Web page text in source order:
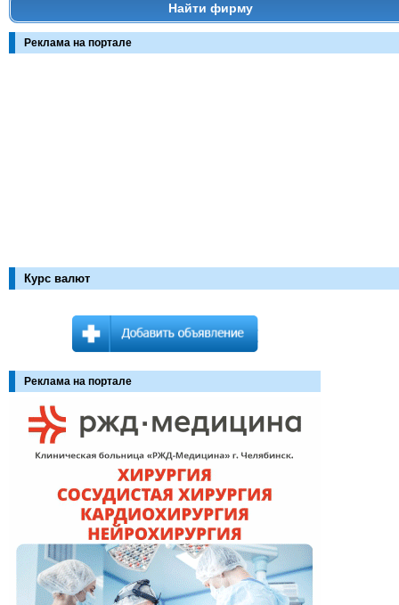
Найти фирму
Реклама на портале
Курс валют
Реклама на портале